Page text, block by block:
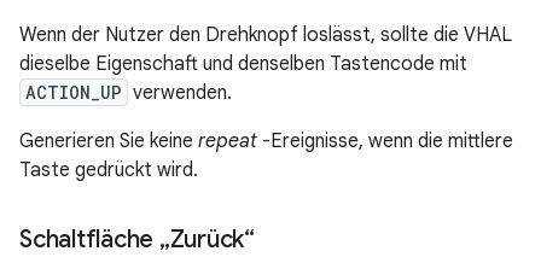
Wenn der Nutzer den Drehknopf loslässt, sollte die VHAL
dieselbe Eigenschaft und denselben Tastencode mit
ACTION_UP verwenden.
Generieren Sie keine repeat -Ereignisse, wenn die mittlere
Taste gedrückt wird.
Schaltfläche „Zurück“